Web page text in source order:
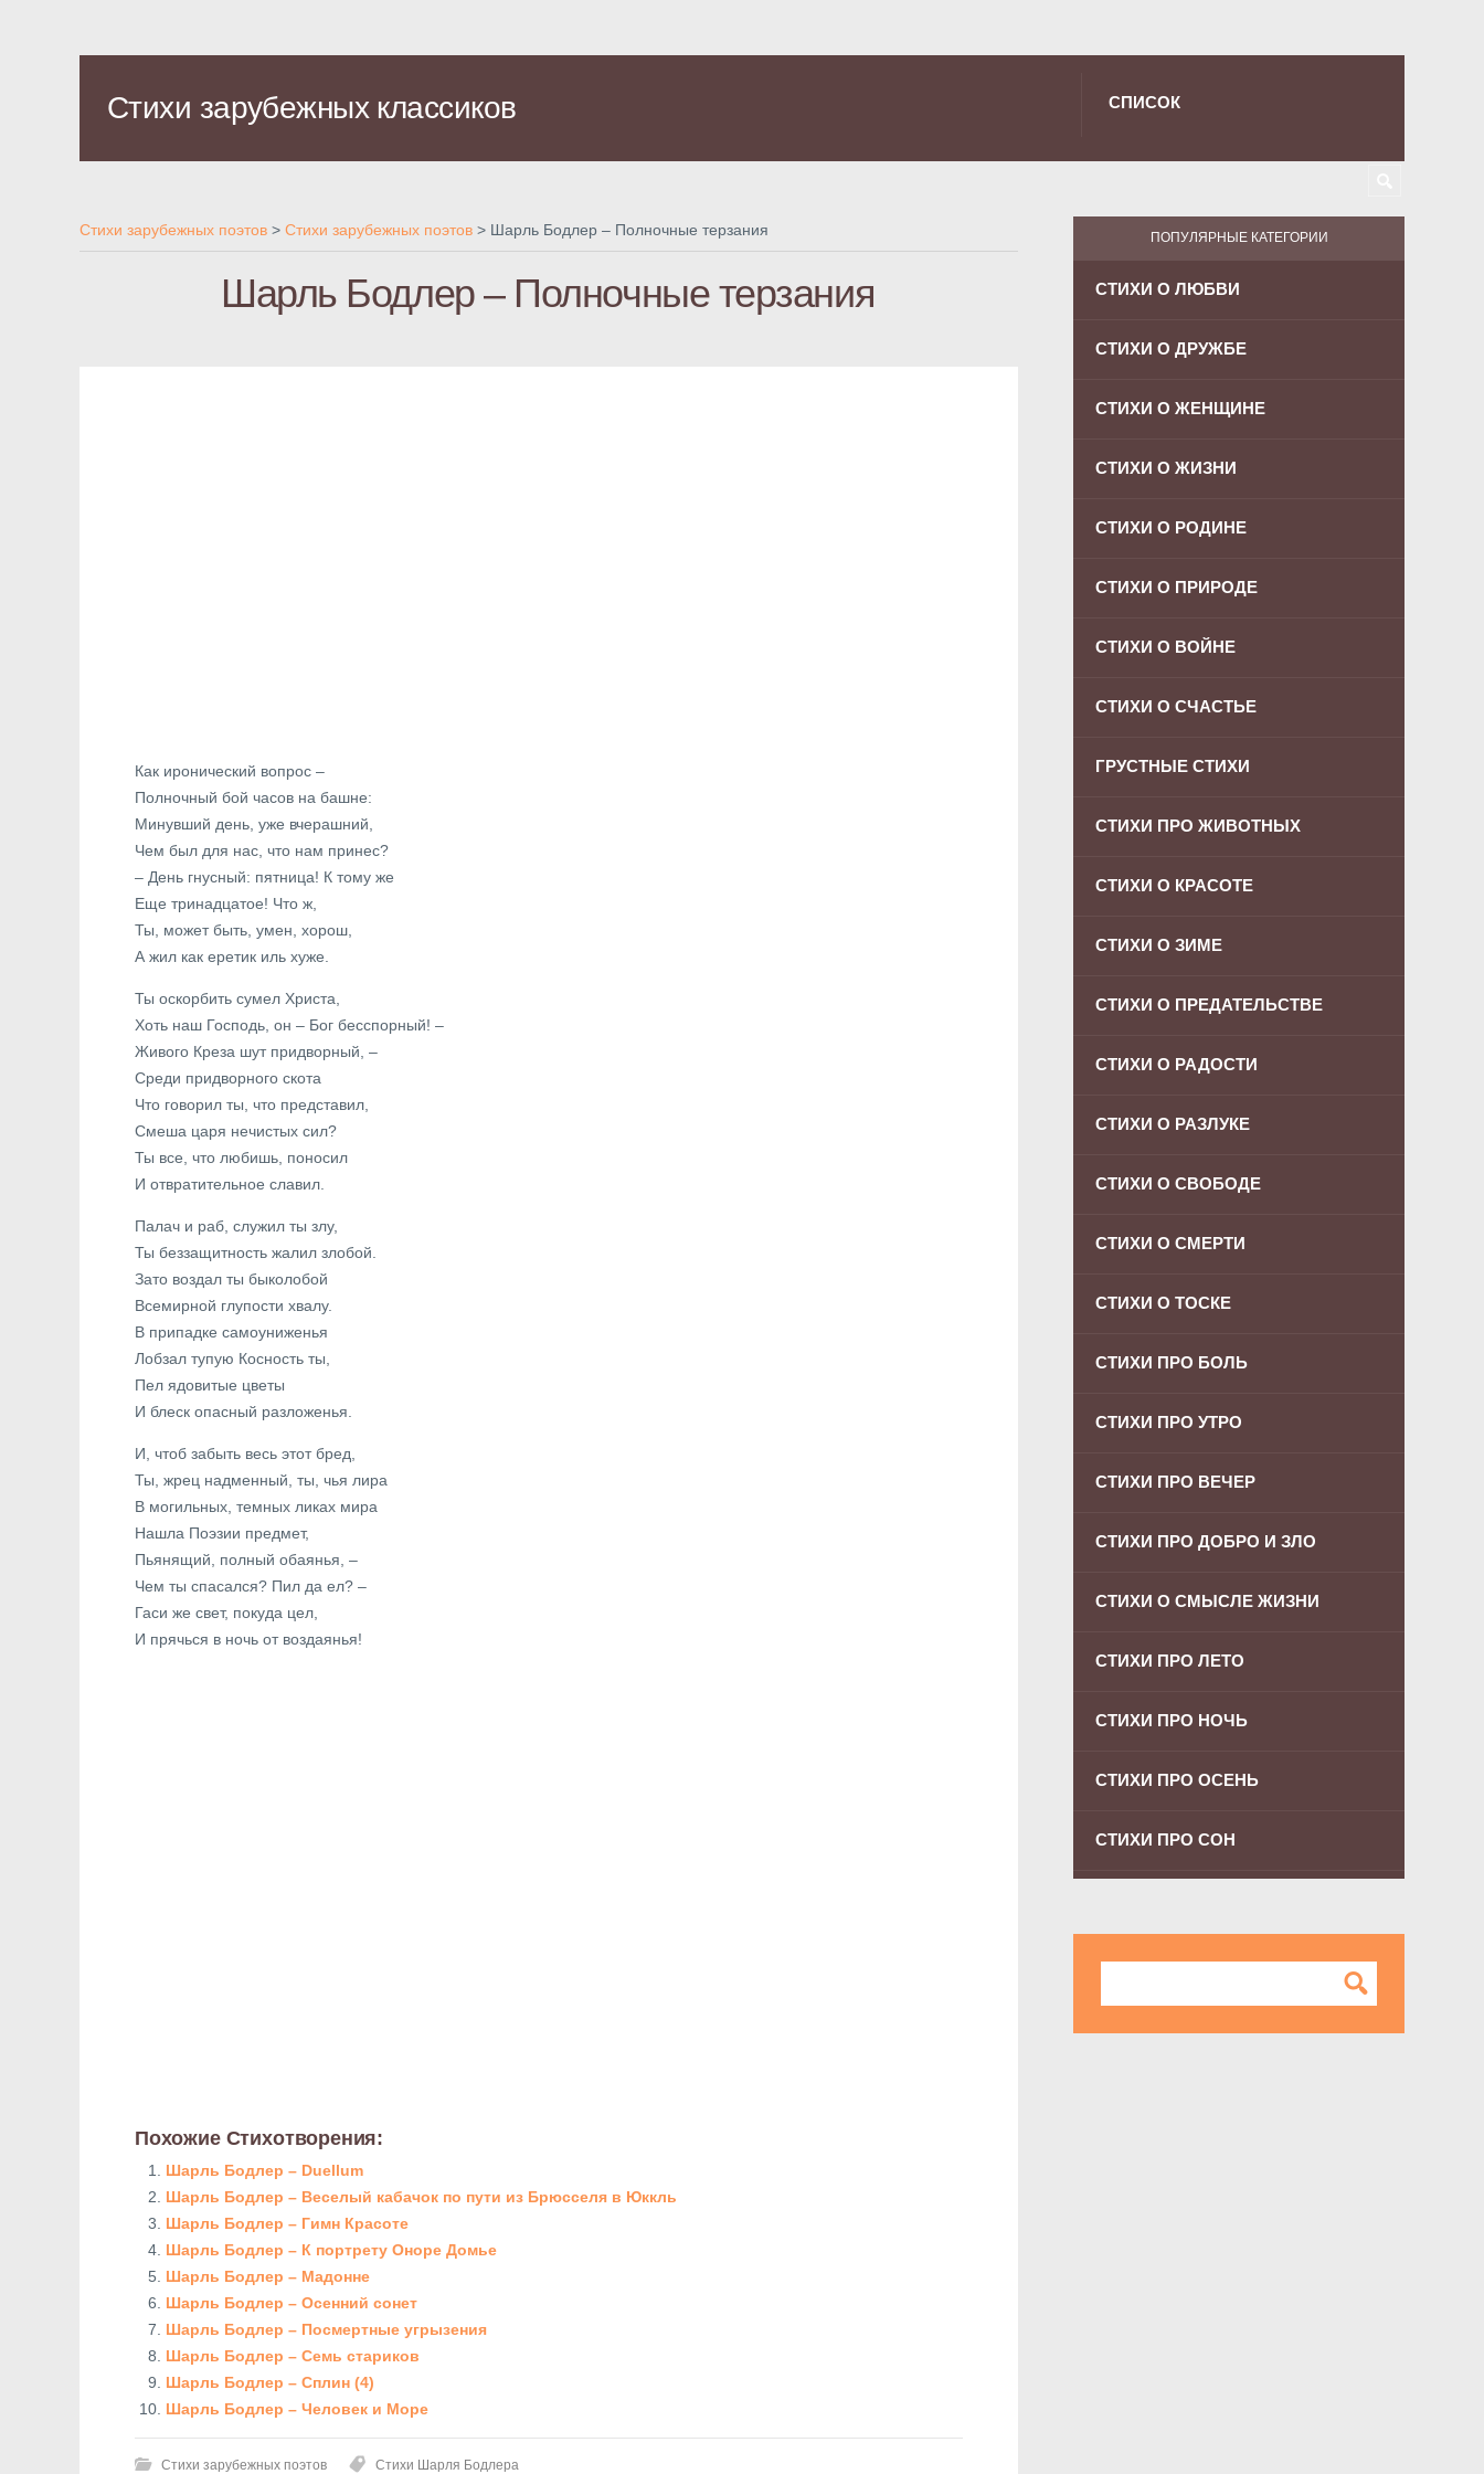
Стихи зарубежных классиков СПИСОК
Стихи зарубежных поэтов > Стихи зарубежных поэтов > Шарль Бодлер – Полночные терзания
Шарль Бодлер – Полночные терзания
Как иронический вопрос –
Полночный бой часов на башне:
Минувший день, уже вчерашний,
Чем был для нас, что нам принес?
– День гнусный: пятница! К тому же
Еще тринадцатое! Что ж,
Ты, может быть, умен, хорош,
А жил как еретик иль хуже.
Ты оскорбить сумел Христа,
Хоть наш Господь, он – Бог бесспорный! –
Живого Креза шут придворный, –
Среди придворного скота
Что говорил ты, что представил,
Смеша царя нечистых сил?
Ты все, что любишь, поносил
И отвратительное славил.
Палач и раб, служил ты злу,
Ты беззащитность жалил злобой.
Зато воздал ты быколобой
Всемирной глупости хвалу.
В припадке самоуниженья
Лобзал тупую Косность ты,
Пел ядовитые цветы
И блеск опасный разложенья.
И, чтоб забыть весь этот бред,
Ты, жрец надменный, ты, чья лира
В могильных, темных ликах мира
Нашла Поэзии предмет,
Пьянящий, полный обаянья, –
Чем ты спасался? Пил да ел? –
Гаси же свет, покуда цел,
И прячься в ночь от воздаянья!
Похожие Стихотворения:
Шарль Бодлер – Duellum
Шарль Бодлер – Веселый кабачок по пути из Брюсселя в Юккль
Шарль Бодлер – Гимн Красоте
Шарль Бодлер – К портрету Оноре Домье
Шарль Бодлер – Мадонне
Шарль Бодлер – Осенний сонет
Шарль Бодлер – Посмертные угрызения
Шарль Бодлер – Семь стариков
Шарль Бодлер – Сплин (4)
Шарль Бодлер – Человек и Море
Стихи зарубежных поэтов Стихи Шарля Бодлера
ПОПУЛЯРНЫЕ КАТЕГОРИИ
СТИХИ О ЛЮБВИ
СТИХИ О ДРУЖБЕ
СТИХИ О ЖЕНЩИНЕ
СТИХИ О ЖИЗНИ
СТИХИ О РОДИНЕ
СТИХИ О ПРИРОДЕ
СТИХИ О ВОЙНЕ
СТИХИ О СЧАСТЬЕ
ГРУСТНЫЕ СТИХИ
СТИХИ ПРО ЖИВОТНЫХ
СТИХИ О КРАСОТЕ
СТИХИ О ЗИМЕ
СТИХИ О ПРЕДАТЕЛЬСТВЕ
СТИХИ О РАДОСТИ
СТИХИ О РАЗЛУКЕ
СТИХИ О СВОБОДЕ
СТИХИ О СМЕРТИ
СТИХИ О ТОСКЕ
СТИХИ ПРО БОЛЬ
СТИХИ ПРО УТРО
СТИХИ ПРО ВЕЧЕР
СТИХИ ПРО ДОБРО И ЗЛО
СТИХИ О СМЫСЛЕ ЖИЗНИ
СТИХИ ПРО ЛЕТО
СТИХИ ПРО НОЧЬ
СТИХИ ПРО ОСЕНЬ
СТИХИ ПРО СОН